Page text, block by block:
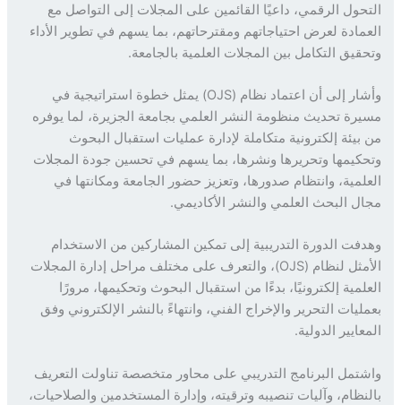
الرقمي، داعيًا القائمين على المجلات إلى التواصل مع
لعرض احتياجاتهم ومقترحاتهم، بما يسهم في تطوير الأداء
التكامل بين المجلات العلمية بالجامعة.
وأشار إلى أن اعتماد نظام (OJS) يمثل خطوة استراتيجية في
تحديث منظومة النشر العلمي بجامعة الجزيرة، لما يوفره
إلكترونية متكاملة لإدارة عمليات استقبال البحوث
وتحريرها ونشرها، بما يسهم في تحسين جودة المجلات
وانتظام صدورها، وتعزيز حضور الجامعة ومكانتها في
البحث العلمي والنشر الأكاديمي.
الدورة التدريبية إلى تمكين المشاركين من الاستخدام
الأمثل لنظام (OJS)، والتعرف على مختلف مراحل إدارة المجلات
إلكترونيًا، بدءًا من استقبال البحوث وتحكيمها، مرورًا
التحرير والإخراج الفني، وانتهاءً بالنشر الإلكتروني وفق
الدولية.
البرنامج التدريبي على محاور متخصصة تناولت التعريف
وآليات تنصيبه وترقيته، وإدارة المستخدمين والصلاحيات،